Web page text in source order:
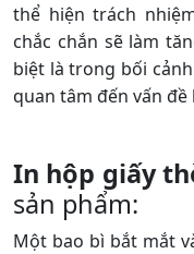
thể hiện trách
chắc chắn sẽ làm
biệt là trong bối
quan tâm đến vấn
In hộp giấy
sản phẩm:
Một bao bì bắt mắt